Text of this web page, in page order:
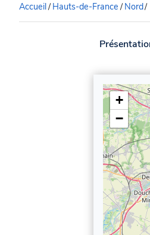
Accueil/ Hauts-de-France/ Nord/
+
−